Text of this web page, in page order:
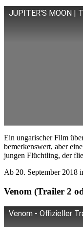
JUPITER'S MOON |
Ein ungarischer Film
bemerkenswert, aber
jungen Flüchtling, der
Ab 20. September 2018
Venom (Trailer 2
Venom - Offizieller